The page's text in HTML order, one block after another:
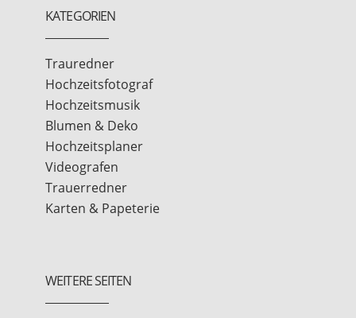
KATEGORIEN
Trauredner
Hochzeitsfotograf
Hochzeitsmusik
Blumen & Deko
Hochzeitsplaner
Videografen
Trauerredner
Karten & Papeterie
WEITERE SEITEN